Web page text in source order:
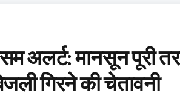
अलर्ट: मानसून पूरी
गिरने की चेतावनी